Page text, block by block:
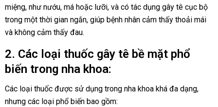
miệng, như nướu, má hoặc lưỡi, và có tác dụng gây tê cục bộ
trong một thời gian ngắn, giúp bệnh nhân cảm thấy thoải mái
và không cảm thấy đau.
2. Các loại thuốc gây tê bề mặt phổ
biến trong nha khoa:
Các loại thuốc được sử dụng trong nha khoa khá đa dạng,
nhưng các loại phổ biến bao gồm: